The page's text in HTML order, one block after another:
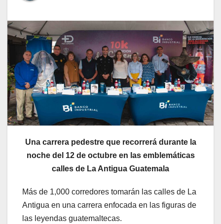
Una carrera pedestre que recorrerá durante la
noche del 12 de octubre en las emblemáticas
calles de La Antigua Guatemala
Más de 1,000 corredores tomarán las calles de La
Antigua en una carrera enfocada en las figuras de
las leyendas guatemaltecas.